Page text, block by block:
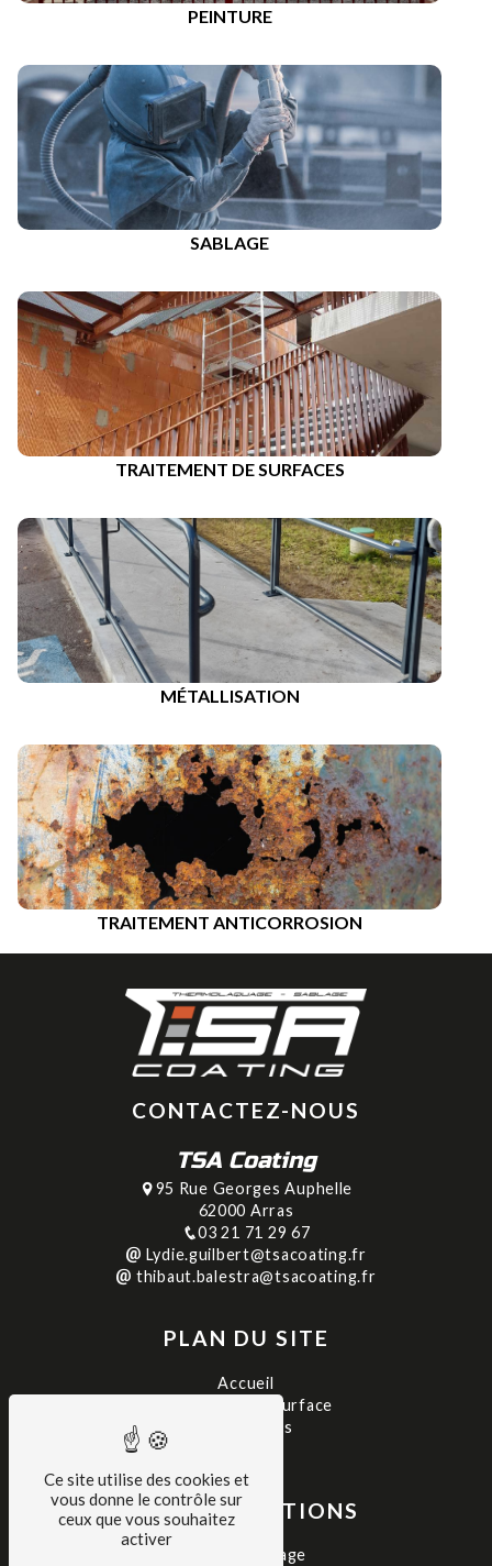
PEINTURE
SABLAGE
TRAITEMENT DE SURFACES
MÉTALLISATION
TRAITEMENT ANTICORROSION
CONTACTEZ-NOUS
TSA Coating
95 Rue Georges Auphelle
62000 Arras
03 21 71 29 67
Lydie.guilbert@tsacoating.fr
thibaut.balestra@tsacoating.fr
PLAN DU SITE
Accueil
Traitement de surface
Réalisations
NOS PRESTATIONS
Thermolaquage
Ce site utilise des cookies et
vous donne le contrôle sur
ceux que vous souhaitez
activer